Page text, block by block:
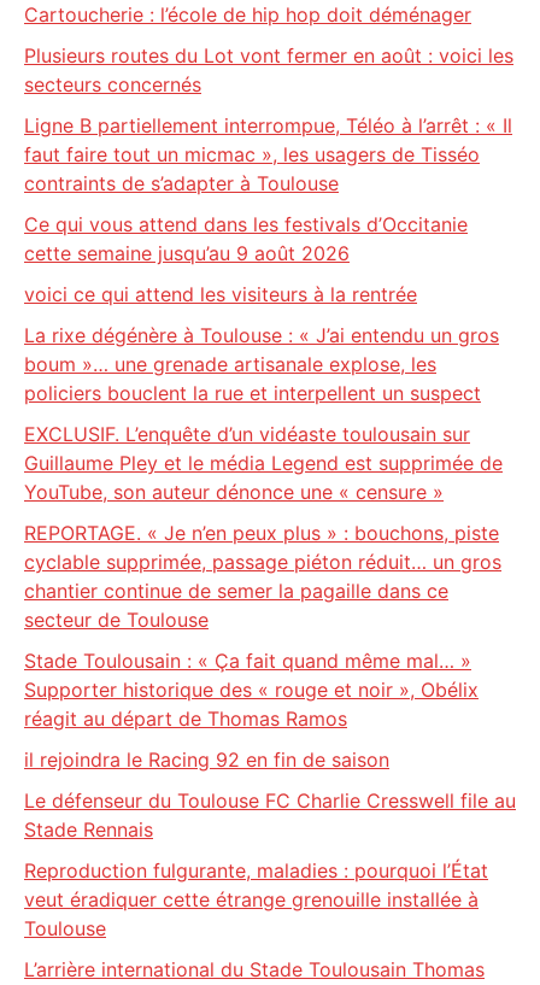
Cartoucherie : l’école de hip hop doit déménager
Plusieurs routes du Lot vont fermer en août : voici les
secteurs concernés
Ligne B partiellement interrompue, Téléo à l’arrêt : « Il
faut faire tout un micmac », les usagers de Tisséo
contraints de s’adapter à Toulouse
Ce qui vous attend dans les festivals d’Occitanie
cette semaine jusqu’au 9 août 2026
voici ce qui attend les visiteurs à la rentrée
La rixe dégénère à Toulouse : « J’ai entendu un gros
boum »… une grenade artisanale explose, les
policiers bouclent la rue et interpellent un suspect
EXCLUSIF. L’enquête d’un vidéaste toulousain sur
Guillaume Pley et le média Legend est supprimée de
YouTube, son auteur dénonce une « censure »
REPORTAGE. « Je n’en peux plus » : bouchons, piste
cyclable supprimée, passage piéton réduit… un gros
chantier continue de semer la pagaille dans ce
secteur de Toulouse
Stade Toulousain : « Ça fait quand même mal… »
Supporter historique des « rouge et noir », Obélix
réagit au départ de Thomas Ramos
il rejoindra le Racing 92 en fin de saison
Le défenseur du Toulouse FC Charlie Cresswell file au
Stade Rennais
Reproduction fulgurante, maladies : pourquoi l’État
veut éradiquer cette étrange grenouille installée à
Toulouse
L’arrière international du Stade Toulousain Thomas